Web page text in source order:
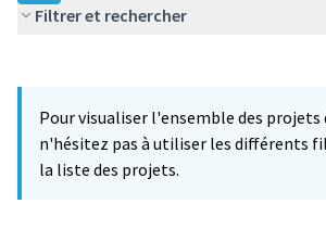
Filtrer et rechercher
−
Pour visualiser l'ensemble des projets
n'hésitez pas à utiliser les différents
la liste des projets.